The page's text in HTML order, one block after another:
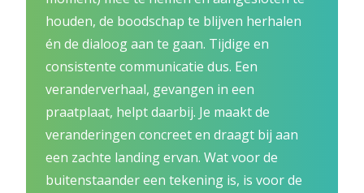
houden, de boodschap te blijven herhalen
én de dialoog aan te gaan. Tijdige en
consistente communicatie dus. Een
veranderverhaal, gevangen in een
praatplaat, helpt daarbij. Je maakt de
veranderingen concreet en draagt bij aan
een zachte landing ervan. Wat voor de
buitenstaander een tekening is, is voor de